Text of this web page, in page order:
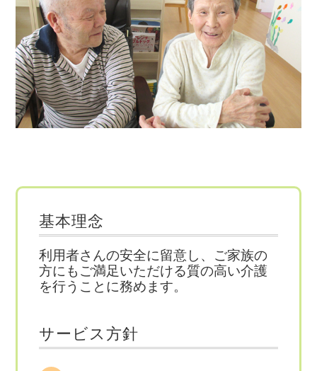
基本理念
利用者さんの安全に留意し、ご家族の
方にもご満足いただける質の高い介護
を行うことに務めます。
サービス方針